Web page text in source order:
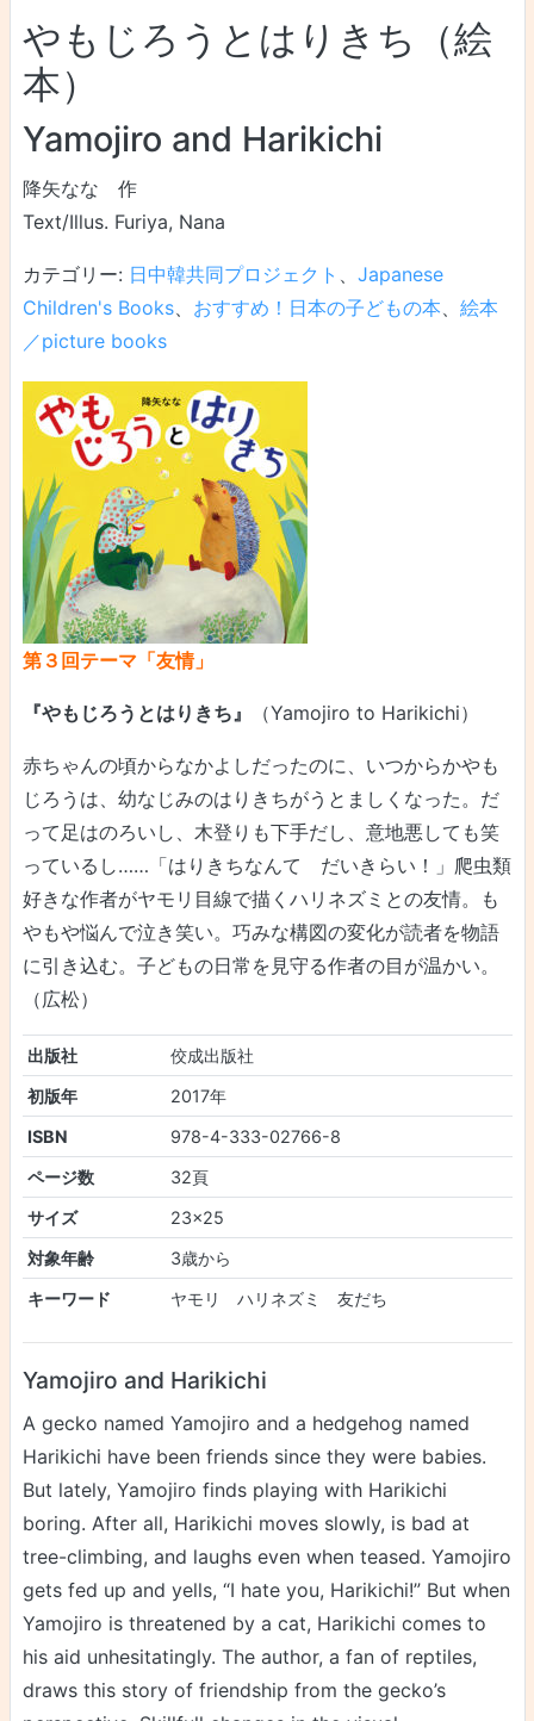
やもじろうとはりきち（絵
本）
Yamojiro and Harikichi
降矢なな 作
Text/Illus. Furiya, Nana
カテゴリー: 日中韓共同プロジェクト 、 Japanese
Children's Books、 おすすめ！日本の子どもの本、 絵本
／picture books
第３回テーマ「友情」
『やもじろうとはりきち』 （Yamojiro to Harikichi）
赤ちゃんの頃からなかよしだったのに、いつからかやも
じろうは、幼なじみのはりきちがうとましくなった。だ
って足はのろいし、木登りも下手だし、意地悪しても笑
っているし……「はりきちなんて だいきらい！」爬虫類
好きな作者がヤモリ目線で描くハリネズミとの友情。も
やもや悩んで泣き笑い。巧みな構図の変化が読者を物語
に引き込む。子どもの日常を見守る作者の目が温かい。
（広松）
出版社
佼成出版社
初版年
2017年
ISBN
978-4-333-02766-8
ページ数
32頁
サイズ
23×25
対象年齢
3歳から
キーワード
ヤモリ ハリネズミ 友だち
Yamojiro and Harikichi
A gecko named Yamojiro and a hedgehog named
Harikichi have been friends since they were babies.
But lately, Yamojiro finds playing with Harikichi
boring. After all, Harikichi moves slowly, is bad at
tree-climbing, and laughs even when teased. Yamojiro
gets fed up and yells, “I hate you, Harikichi!” But when
Yamojiro is threatened by a cat, Harikichi comes to
his aid unhesitatingly. The author, a fan of reptiles,
draws this story of friendship from the gecko’s